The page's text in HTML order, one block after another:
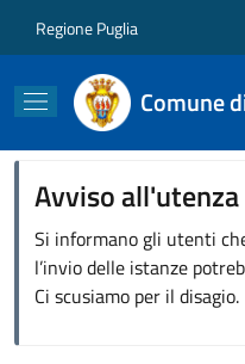
Regione Puglia
Comune
Avviso all'utenza
Si informano gli utenti
l’invio delle istanze
Ci scusiamo per il disagio.